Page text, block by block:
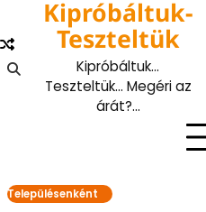
content
Kipróbáltuk-
Teszteltük
Kipróbáltuk…
Teszteltük… Megéri az
árát?…
Településenként